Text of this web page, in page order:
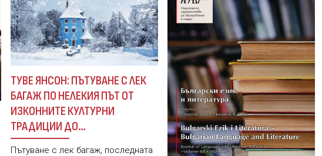
ТУВЕ ЯНСОН: ПЪТУВАНЕ С ЛЕК
БАГАЖ ПО НЕЛЕКИЯ ПЪТ ОТ
ИЗКОННИТЕ КУЛТУРНИ
ТРАДИЦИИ ДО
ПОСТМОДЕРНИЯ КУЛТ
Пътуване с лек багаж, последната